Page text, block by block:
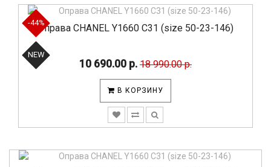
-44%
NEW
Оправа CHANEL Y1660 C31 (size 50-23-146)
10 690.00 р. 18 990.00 р.
В КОРЗИНУ